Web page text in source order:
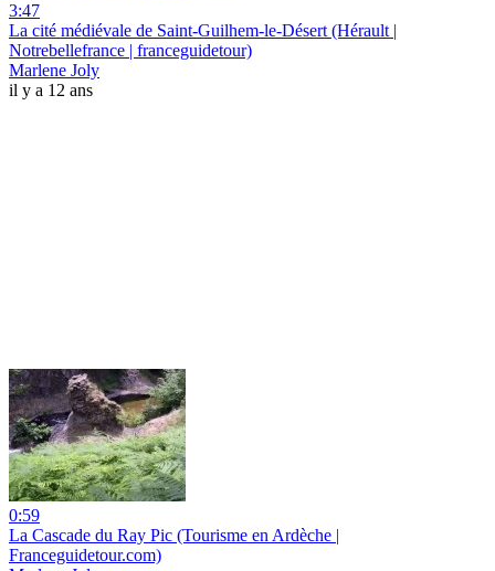
3:47
La cité médiévale de Saint-Guilhem-le-Désert (Hérault |
Notrebellefrance | franceguidetour)
Marlene Joly
il y a 12 ans
0:59
La Cascade du Ray Pic (Tourisme en Ardèche |
Franceguidetour.com)